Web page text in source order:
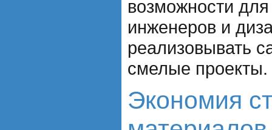
возможности
инженеров и
реализовывать
смелые проекты.
Экономия